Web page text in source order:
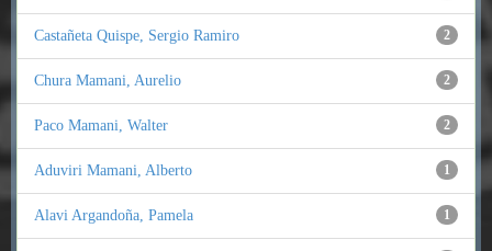
2
Castañeta Quispe, Sergio Ramiro
2
Chura Mamani, Aurelio
2
Paco Mamani, Walter
1
Aduviri Mamani, Alberto
1
Alavi Argandoña, Pamela